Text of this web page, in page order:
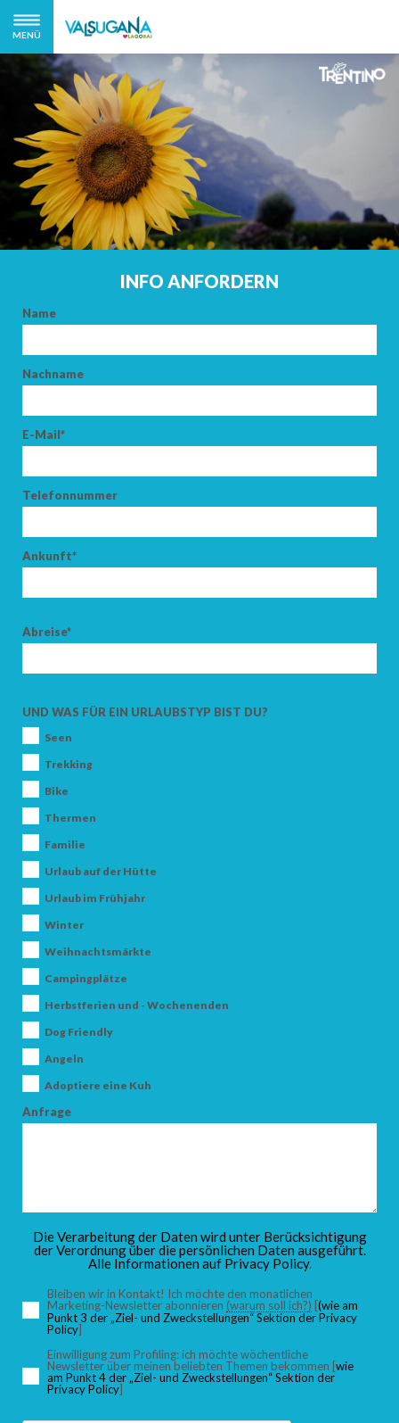
MENÜ
KINDER
SUCHEN
INFO ANFORDERN
Name
Nachname
E-Mail*
Telefonnummer
Ankunft*
Abreise*
UND WAS FÜR EIN URLAUBSTYP BIST DU?
Seen
Trekking
Bike
Thermen
Familie
Urlaub auf der Hütte
Urlaub im Frühjahr
Winter
Weihnachtsmärkte
Campingplätze
Herbstferien und - Wochenenden
Dog Friendly
Angeln
Adoptiere eine Kuh
Anfrage
Die Verarbeitung der Daten wird unter Berücksichtigung
der Verordnung über die persönlichen Daten ausgeführt.
Alle Informationen auf Privacy Policy.
Bleiben wir in Kontakt! Ich möchte den monatlichen
Marketing-Newsletter abonnieren (warum soll ich?) [(wie am
Punkt 3 der „Ziel- und Zweckstellungen“ Sektion der Privacy
Policy]
Einwilligung zum Profiling: ich möchte wöchentliche
Newsletter über meinen beliebten Themen bekommen [wie
am Punkt 4 der „Ziel- und Zweckstellungen“ Sektion der
Privacy Policy]